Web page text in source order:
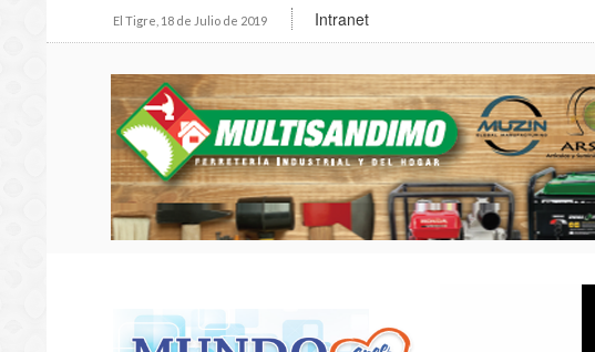
El Tigre, 18 de Julio de 2019 Intranet